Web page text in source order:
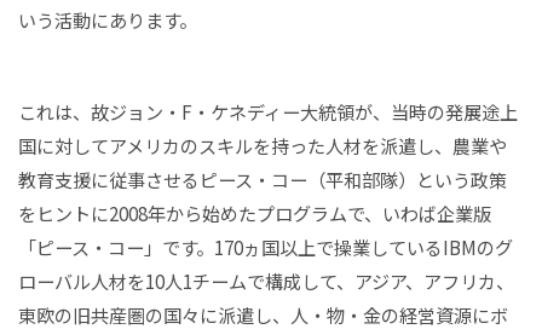
いう活動にあります。
これは、故ジョン・F・ケネディー大統領が、当時の発展途上
国に対してアメリカのスキルを持った人材を派遣し、農業や
教育支援に従事させるピース・コー（平和部隊）という政策
をヒントに2008年から始めたプログラムで、いわば企業版
「ピース・コー」です。170ヵ国以上で操業しているIBMのグ
ローバル人材を10人1チームで構成して、アジア、アフリカ、
東欧の旧共産圏の国々に派遣し、人・物・金の経営資源にボ